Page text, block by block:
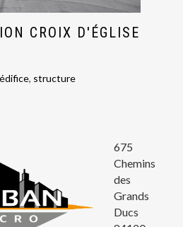
CROIX D'ÉGLISE
édifice, structure
675
Chemins
des
Grands
Ducs